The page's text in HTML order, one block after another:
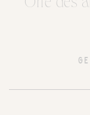
Orte des